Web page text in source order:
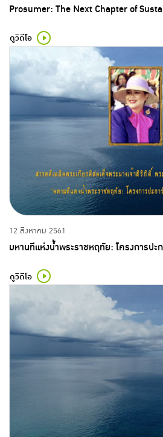
Prosumer: The Next Chapter of
ดูวิดีโอ
12 สิงหาคม 2561
มหานทีแห่งน้ำพระราชหฤทัย: โครงการปะ
ดูวิดีโอ